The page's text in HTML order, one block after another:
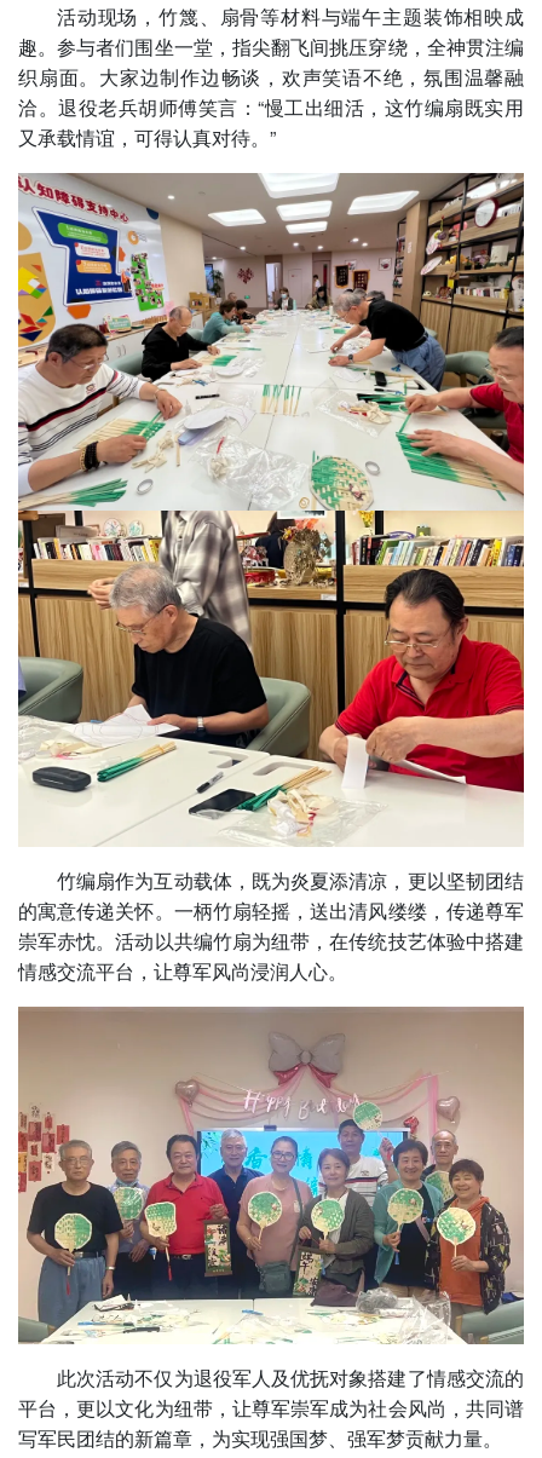
活动现场，竹篾、扇骨等材料与端午主题装饰相映成
趣。参与者们围坐一堂，指尖翻飞间挑压穿绕，全神贯注编
织扇面。大家边制作边畅谈，欢声笑语不绝，氛围温馨融
洽。退役老兵胡师傅笑言：“慢工出细活，这竹编扇既实用
又承载情谊，可得认真对待。”
竹编扇作为互动载体，既为炎夏添清凉，更以坚韧团结
的寓意传递关怀。一柄竹扇轻摇，送出清风缕缕，传递尊军
崇军赤忱。活动以共编竹扇为纽带，在传统技艺体验中搭建
情感交流平台，让尊军风尚浸润人心。
此次活动不仅为退役军人及优抚对象搭建了情感交流的
平台，更以文化为纽带，让尊军崇军成为社会风尚，共同谱
写军民团结的新篇章，为实现强国梦、强军梦贡献力量。